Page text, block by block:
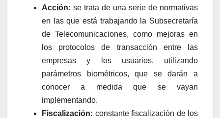
Acción: se trata de una serie de normativas
en las que está trabajando la Subsecretaría
de Telecomunicaciones, como mejoras en
los protocolos de transacción entre las
empresas y los usuarios, utilizando
parámetros biométricos, que se darán a
conocer a medida que se vayan
implementando.
Fiscalización: constante fiscalización de los